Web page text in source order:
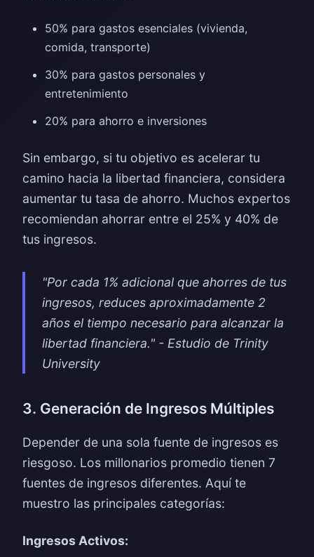
50% para gastos esenciales (vivienda,
comida, transporte)
30% para gastos personales y
entretenimiento
20% para ahorro e inversiones
Sin embargo, si tu objetivo es acelerar tu
camino hacia la libertad financiera, considera
aumentar tu tasa de ahorro. Muchos expertos
recomiendan ahorrar entre el 25% y 40% de
tus ingresos.
"Por cada 1% adicional que ahorres de tus
ingresos, reduces aproximadamente 2
años el tiempo necesario para alcanzar la
libertad financiera." - Estudio de Trinity
University
3. Generación de Ingresos Múltiples
Depender de una sola fuente de ingresos es
riesgoso. Los millonarios promedio tienen 7
fuentes de ingresos diferentes. Aquí te
muestro las principales categorías:
Ingresos Activos: